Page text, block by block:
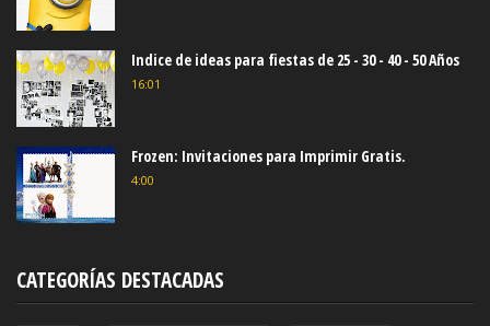
Indice de ideas para fiestas de 25 - 30 - 40 - 50 Años
16:01
Frozen: Invitaciones para Imprimir Gratis.
4:00
CATEGORÍAS DESTACADAS